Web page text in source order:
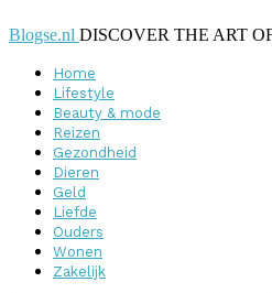
Blogse.nl DISCOVER THE ART
Home
Lifestyle
Beauty & mode
Reizen
Gezondheid
Dieren
Geld
Liefde
Ouders
Wonen
Zakelijk